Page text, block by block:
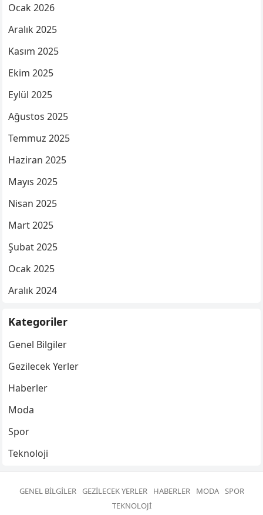
Ocak 2026
Aralık 2025
Kasım 2025
Ekim 2025
Eylül 2025
Ağustos 2025
Temmuz 2025
Haziran 2025
Mayıs 2025
Nisan 2025
Mart 2025
Şubat 2025
Ocak 2025
Aralık 2024
Kategoriler
Genel Bilgiler
Gezilecek Yerler
Haberler
Moda
Spor
Teknoloji
GENEL BILGILER GEZILECEK YERLER HABERLER MODA SPOR
TEKNOLOJI